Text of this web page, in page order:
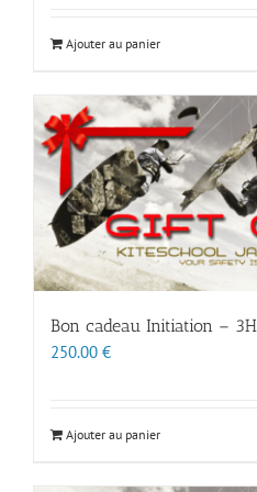
Ajouter au panier
Bon cadeau Initiation – 3H
250.00 €
Ajouter au panier